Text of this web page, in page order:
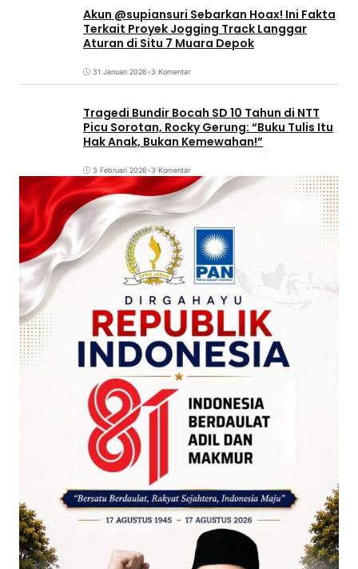
Akun @supiansuri Sebarkan Hoax! Ini Fakta
Terkait Proyek Jogging Track Langgar
Aturan di Situ 7 Muara Depok
31 Januari 2026•3 Komentar
Tragedi Bundir Bocah SD 10 Tahun di NTT
Picu Sorotan, Rocky Gerung: “Buku Tulis Itu
Hak Anak, Bukan Kemewahan!”
3 Februari 2026•3 Komentar